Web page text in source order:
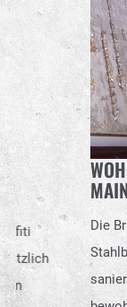
MAIN
Die Brüstungen
Stahlbeton waren